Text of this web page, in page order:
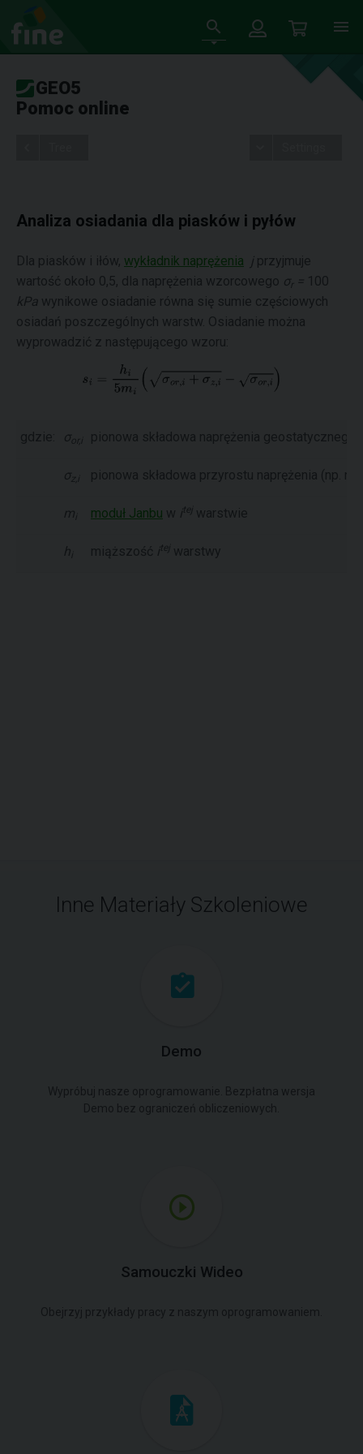
GEO5
Pomoc online
Analiza osiadania dla piasków i pyłów
Dla piasków i iłów, wykładnik naprężenia jprzyjmuje
wartość około 0,5, dla naprężenia wzorcowego σr
100
kPa wynikowe osiadanie równa się sumie częściowych
osiadań poszczególnych warstw. Osiadanie można
wyprowadzić z następującego wzoru:
gdzie: σ or,i pionowa składowa naprężenia geostatycznego
σz,i pionowa składowa przyrostu naprężenia (np.
m moduł Janbu w itej warstwie
h miąższość itej warstwy
Inne Materiały Szkoleniowe
Demo
Wypróbuj nasze oprogramowanie. Bezpłatna wersja
Demo bez ograniczeń obliczeniowych.
Samouczki Wideo
Obejrzyj przykłady pracy z naszym oprogramowaniem.